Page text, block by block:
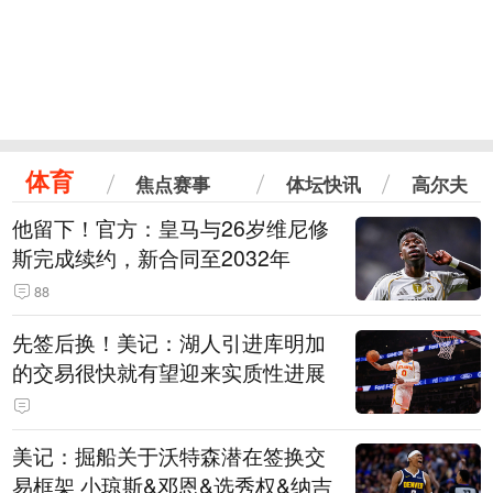
体育 焦点赛事 体坛快讯 高尔夫
他留下！官方：皇马与26岁维尼修
斯完成续约，新合同至2032年
88
先签后换！美记：湖人引进库明加
的交易很快就有望迎来实质性进展
美记：掘船关于沃特森潜在签换交
易框架 小琼斯&邓恩&选秀权&纳吉